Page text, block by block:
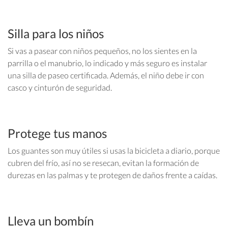
Silla para los niños
Si vas a pasear con niños pequeños, no los sientes en la
parrilla o el manubrio, lo indicado y más seguro es instalar
una silla de paseo certificada. Además, el niño debe ir con
casco y cinturón de seguridad.
Protege tus manos
Los guantes son muy útiles si usas la bicicleta a diario, porque
cubren del frío, así no se resecan, evitan la formación de
durezas en las palmas y te protegen de daños frente a caídas.
Lleva un bombín